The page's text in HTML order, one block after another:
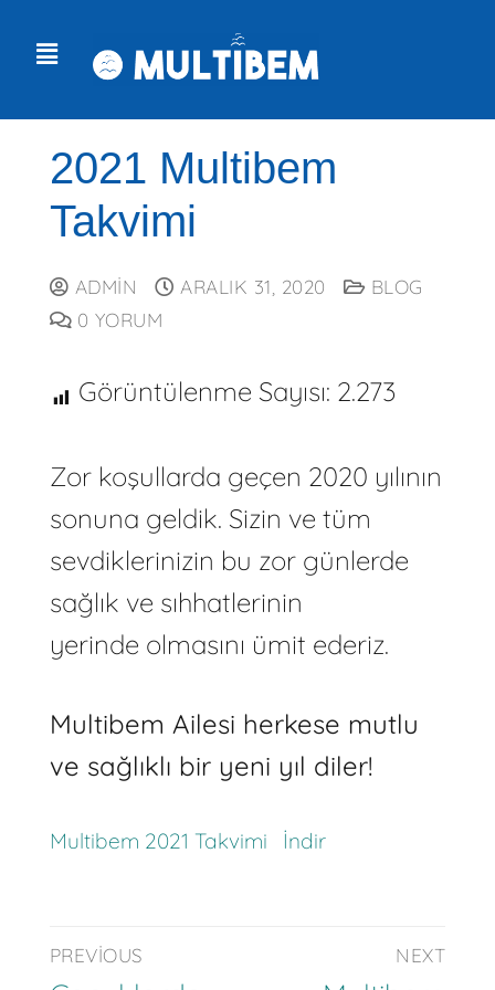
2021 Multibem
Takvimi
ADMIN ARALIK 31, 2020
BLOG
0 YORUM
Görüntülenme Sayısı: 2.273
Zor koşullarda geçen 2020 yılının
sonuna geldik. Sizin ve tüm
sevdiklerinizin bu zor günlerde
sağlık ve sıhhatlerinin
yerinde olmasını ümit ederiz.
Multibem Ailesi herkese mutlu
ve sağlıklı bir yeni yıl diler!
Multibem 2021 Takvimi İndir
PREVIOUS NEXT